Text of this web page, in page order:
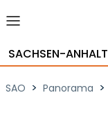
SACHSEN-ANHALT
SAO > Panorama >